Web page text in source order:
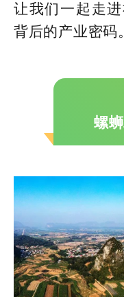
让我们一起走
背后的产业密码。
螺